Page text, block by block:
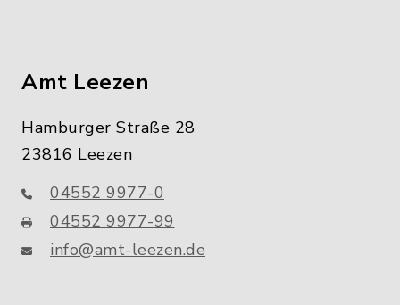
Amt Leezen
Hamburger Straße 28
23816 Leezen
04552 9977-0
04552 9977-99
info@amt-leezen.de